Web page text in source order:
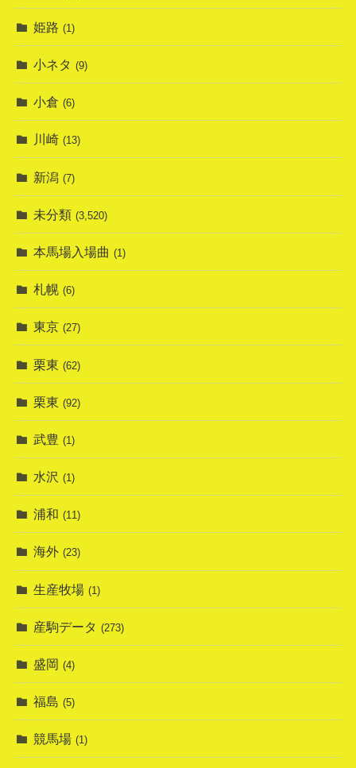
姫路 (1)
小ネタ (9)
小倉 (6)
川崎 (13)
新潟 (7)
未分類 (3,520)
本馬場入場曲 (1)
札幌 (6)
東京 (27)
栗東 (62)
栗東 (92)
武豊 (1)
水沢 (1)
浦和 (11)
海外 (23)
生産牧場 (1)
産駒データ (273)
盛岡 (4)
福島 (5)
競馬場 (1)